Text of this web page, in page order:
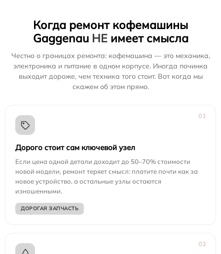
Когда ремонт кофемашины
Gaggenau НЕимеет смысла
Честно о границах ремонта: кофемашина — это механика,
электроника и питание в одном корпусе. Иногда починка
выходит дороже, чем техника того стоит. Вот когда мы
скажем об этом прямо.
01
Дорого стоит сам ключевой узел
Если цена одной детали доходит до 50–70% стоимости
новой модели, ремонт теряет смысл: платите почти как за
новое устройство, а остальные узлы остаются
изношенными.
ДОРОГАЯ ЗАПЧАСТЬ
02